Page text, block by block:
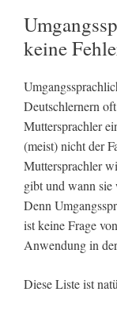
keine
Deutschlernern
Muttersprachler
(meist) nicht der
Muttersprachler
gibt und wann sie
Denn
ist keine Frage
Anwendung in
Diese Liste ist